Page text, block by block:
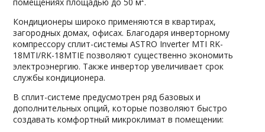
Кондиционеры широко применяются в квартирах,
загородных домах, офисах. Благодаря инверторному
компрессору сплит-системы ASTRO Inverter MTI RK-
18MTI/RK-18MTIE позволяют существенно экономить
электроэнергию. Также инвертор увеличивает срок
службы кондиционера.
В сплит-системе предусмотрен ряд базовых и
дополнительных опций, которые позволяют быстро
создавать комфортный микроклимат в помещении: